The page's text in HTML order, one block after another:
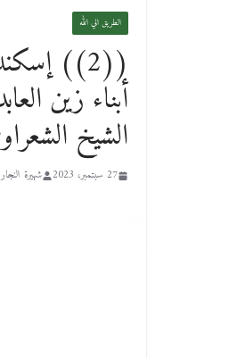
الطريق الي الله
((2))
أبناء زين
الشيخ
27 سبتمبر، 2023 شهيرة النجار